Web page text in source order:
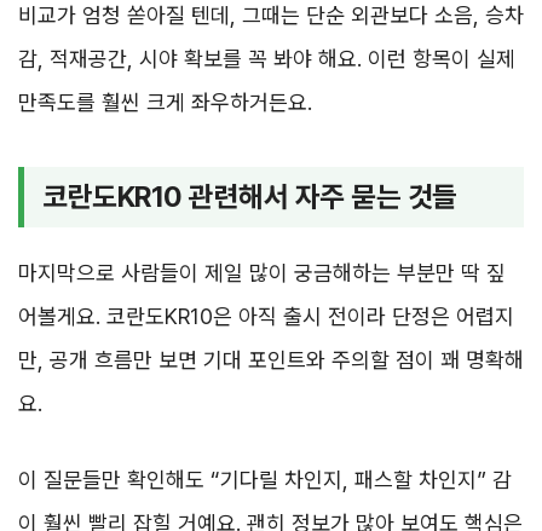
비교가 엄청 쏟아질 텐데, 그때는 단순 외관보다 소음, 승차
감, 적재공간, 시야 확보를 꼭 봐야 해요. 이런 항목이 실제
만족도를 훨씬 크게 좌우하거든요.
코란도KR10 관련해서 자주 묻는 것들
마지막으로 사람들이 제일 많이 궁금해하는 부분만 딱 짚
어볼게요. 코란도KR10은 아직 출시 전이라 단정은 어렵지
만, 공개 흐름만 보면 기대 포인트와 주의할 점이 꽤 명확해
요.
이 질문들만 확인해도 “기다릴 차인지, 패스할 차인지” 감
이 훨씬 빨리 잡힐 거예요. 괜히 정보가 많아 보여도 핵심은